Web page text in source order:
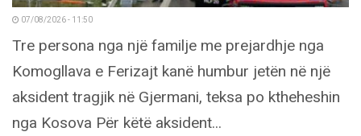
07/08/2026 - 11:50
Tre persona nga një familje me prejardhje nga
Komogllava e Ferizajt kanë humbur jetën në një
aksident tragjik në Gjermani, teksa po ktheheshin
nga Kosova Për këtë aksident...